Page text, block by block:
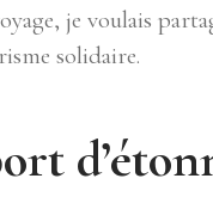
je voulais
solidaire.